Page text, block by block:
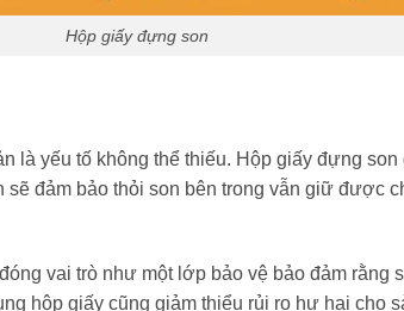
Hộp giấy đựng son
là yếu tố không thể thiếu. Hộp giấy đựng
sẽ đảm bảo thỏi son bên trong vẫn giữ được
vai trò như một lớp bảo vệ bảo đảm rằng
hộp giấy cũng giảm thiểu rủi ro hư hại cho